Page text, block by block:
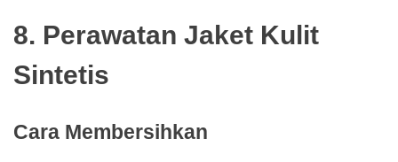
8. Perawatan Jaket Kulit
Sintetis
Cara Membersihkan